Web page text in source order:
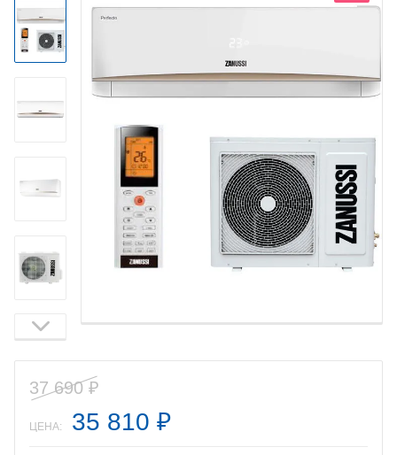
37 690 ₽
ЦЕНА: 35 810 ₽